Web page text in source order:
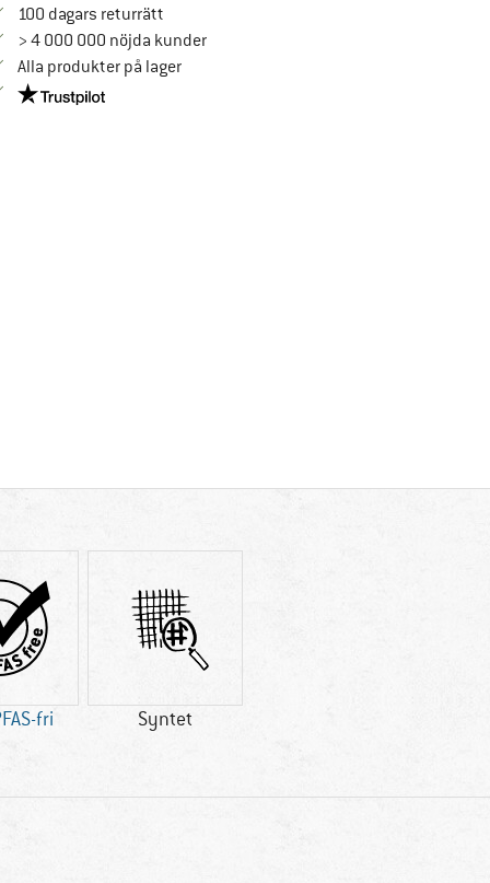
100 dagars returrättGå till returpolicyn här Öppnas i en inforuta
> 4 000 000 nöjda kunder
Alla produkter på lager
Trust Pilot-garanti - hitta all information här!
fri Syntet